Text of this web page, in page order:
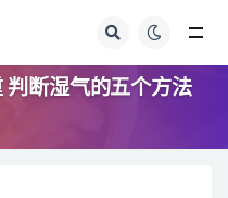
判断湿气的五个方法